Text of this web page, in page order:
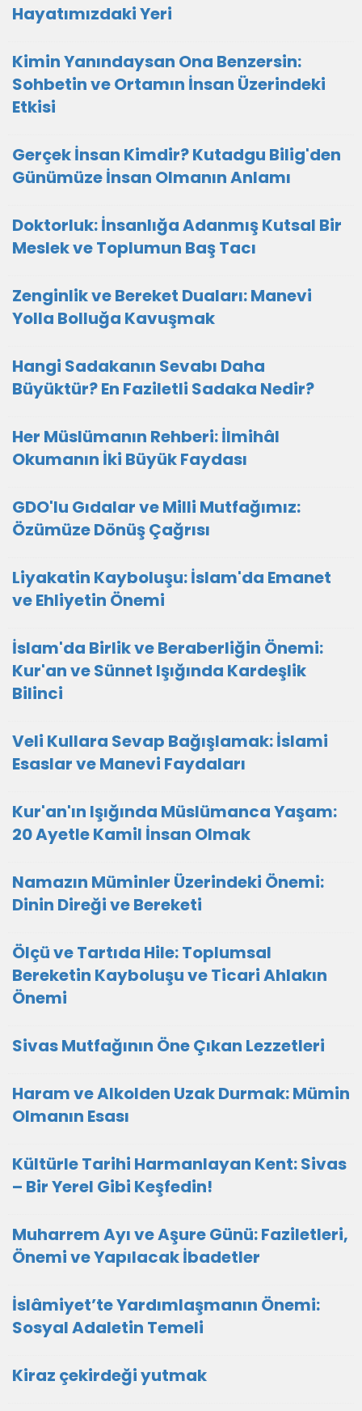
Hayatımızdaki Yeri
Kimin Yanındaysan Ona Benzersin:
Sohbetin ve Ortamın İnsan Üzerindeki
Etkisi
Gerçek İnsan Kimdir? Kutadgu Bilig'den
Günümüze İnsan Olmanın Anlamı
Doktorluk: İnsanlığa Adanmış Kutsal Bir
Meslek ve Toplumun Baş Tacı
Zenginlik ve Bereket Duaları: Manevi
Yolla Bolluğa Kavuşmak
Hangi Sadakanın Sevabı Daha
Büyüktür? En Faziletli Sadaka Nedir?
Her Müslümanın Rehberi: İlmihâl
Okumanın İki Büyük Faydası
GDO'lu Gıdalar ve Milli Mutfağımız:
Özümüze Dönüş Çağrısı
Liyakatin Kayboluşu: İslam'da Emanet
ve Ehliyetin Önemi
İslam'da Birlik ve Beraberliğin Önemi:
Kur'an ve Sünnet Işığında Kardeşlik
Bilinci
Veli Kullara Sevap Bağışlamak: İslami
Esaslar ve Manevi Faydaları
Kur'an'ın Işığında Müslümanca Yaşam:
20 Ayetle Kamil İnsan Olmak
Namazın Müminler Üzerindeki Önemi:
Dinin Direği ve Bereketi
Ölçü ve Tartıda Hile: Toplumsal
Bereketin Kayboluşu ve Ticari Ahlakın
Önemi
Sivas Mutfağının Öne Çıkan Lezzetleri
Haram ve Alkolden Uzak Durmak: Mümin
Olmanın Esası
Kültürle Tarihi Harmanlayan Kent: Sivas
– Bir Yerel Gibi Keşfedin!
Muharrem Ayı ve Aşure Günü: Faziletleri,
Önemi ve Yapılacak İbadetler
İslâmiyet’te Yardımlaşmanın Önemi:
Sosyal Adaletin Temeli
Kiraz çekirdeği yutmak